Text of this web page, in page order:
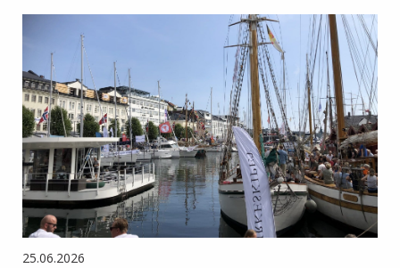
25.06.2026